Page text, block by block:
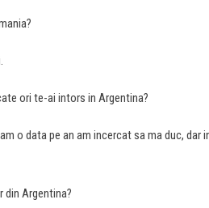
ori te-ai intors in Argentina?
o data pe an am incercat sa ma duc, dar
din Argentina?